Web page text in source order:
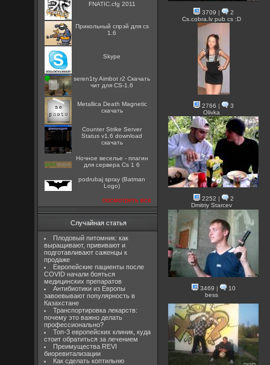
FNATIC.cfg 2011
Прикольный спрэй для cs
1.6
Skype
seren1ty Aimbot r2 Скачать
чит для CS-1.6
Metallica Death Magnetic
скачать
Counter Strike Server
Status v1.6 download
скачать
Ночное веселье - плагин
для сервера Cs 1 6
podrubaj spray (Batman
Logo)
посмотреть все
Случайная статья
Плодовый питомник: как
выращивают, прививают и
подготавливают саженцы к
продаже
Европейские пациенты после
COVID начали бояться
медицинских препаратов
Антибиотики из Европы
завоевывают популярность в
Казахстане
Транспортировка лекарств:
почему это важно делать
профессионально?
Топ-3 европейских клиник, куда
стоит обратиться за лечением
Преимущества REVI
биоревитализации
Как сделать коптильню
3709 |
2
Cs.cobra.lv pub cs :D
2766 |
3
Olivka
2252 |
2
Dmitriy Starcev
3469 |
10
bess